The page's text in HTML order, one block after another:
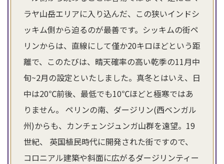
ラヤ山岳エリアに入り込んだ、この狭いインドシ
ッキム側から迫るのが最善です。シッキムの街ペ
リンからは、直線にして僅か20キロほどという距
離で、このたびは、晴天確率の高い乾季の11月中
旬~2月の設定といたしました。真冬とはいえ、日
中は20℃前後、最低でも10℃ほどと極寒ではあ
りません。 ペリンの南、ダージリン(西ベンガル
州)からも、カンチェンジュンガ山群を遠望。19
世紀、 英国植民時代に開発された街ですので、
コロニアル建築や斜面に広がるダージリンティー